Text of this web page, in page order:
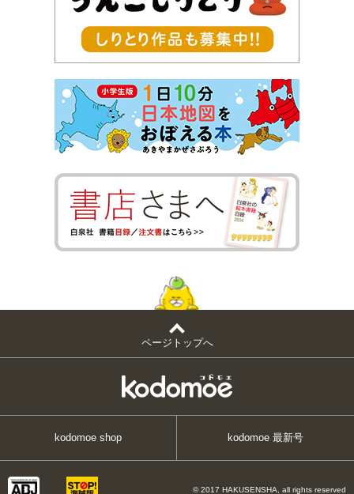
ページトップへ
kodomoe shop kodomoe 最新号
© 2017 HAKUSENSHA, all rights reserved